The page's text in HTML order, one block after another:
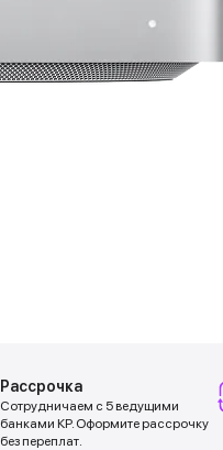
Рассрочка
Сотрудничаем с 5 ведущими
банками КР. Оформите рассрочку
без переплат.